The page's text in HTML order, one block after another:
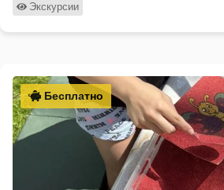
Экскурсии
Бесплатно